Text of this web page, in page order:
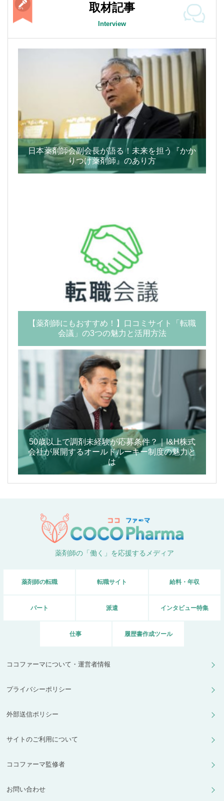
取材記事
Interview
日本薬剤師会副会長が語る！未来を担う『かか
りつけ薬剤師』のあり方
【薬剤師にもおすすめ！】口コミサイト「転職
会議」の3つの魅力と活用方法
50歳以上で調剤未経験が応募条件？｜I&H株式
会社が展開するオールドルーキー制度の魅力と
は
薬剤師の「働く」を応援するメディア
薬剤師の転職 転職サイト 給料・年収
パート 派遣 インタビュー特集
仕事 履歴書作成ツール
ココファーマについて・運営者情報
プライバシーポリシー
外部送信ポリシー
サイトのご利用について
ココファーマ監修者
お問い合わせ